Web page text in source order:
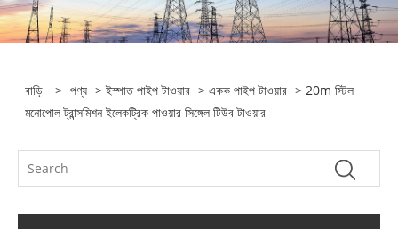
বাড়ি > পণ্য >ইস্পাত পাইপ টাওয়ার >একক পাইপ টাওয়ার > 20m স্টিল
মনোপোল ট্রান্সমিশন ইলেকট্রিক পাওয়ার সিঙ্গেল টিউব টাওয়ার